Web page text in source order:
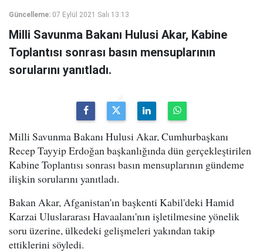
Güncelleme: 07 Eylül 2021 Salı 13:13
Milli Savunma Bakanı Hulusi Akar, Kabine
Toplantısı sonrası basın mensuplarının
sorularını yanıtladı.
Milli Savunma Bakanı Hulusi Akar, Cumhurbaşkanı
Recep Tayyip Erdoğan başkanlığında dün gerçekleştirilen
Kabine Toplantısı sonrası basın mensuplarının gündeme
ilişkin sorularını yanıtladı.
Bakan Akar, Afganistan'ın başkenti Kabil'deki Hamid
Karzai Uluslararası Havaalanı'nın işletilmesine yönelik
soru üzerine, ülkedeki gelişmeleri yakından takip
ettiklerini söyledi.